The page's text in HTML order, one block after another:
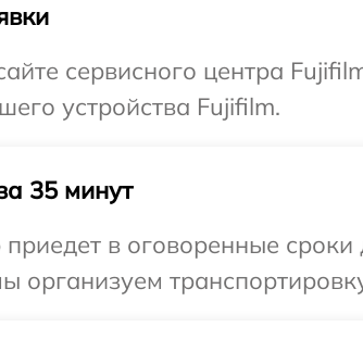
сервисного центра
устройства Fujifilm.
35 минут
в оговоренные
организуем